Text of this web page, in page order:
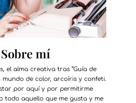
Sobre mí
el alma creativa tras “Guía de
mundo de color, arcoíris y confeti.
por aquí y por permitirme
todo aquello que me gusta y me